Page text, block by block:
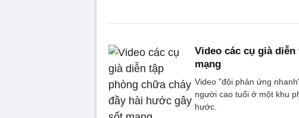
Video các cụ già
mạng
Video "đội phản ứng
người cao tuổi ở một khu
hước.